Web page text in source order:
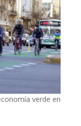
verde en